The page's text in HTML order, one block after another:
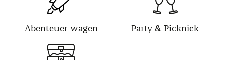
Abenteuer wagen Party & Picknick